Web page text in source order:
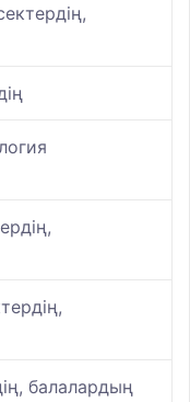
балалардың